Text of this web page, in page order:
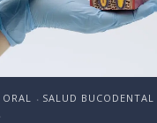
• SALUD BUCODENTAL •